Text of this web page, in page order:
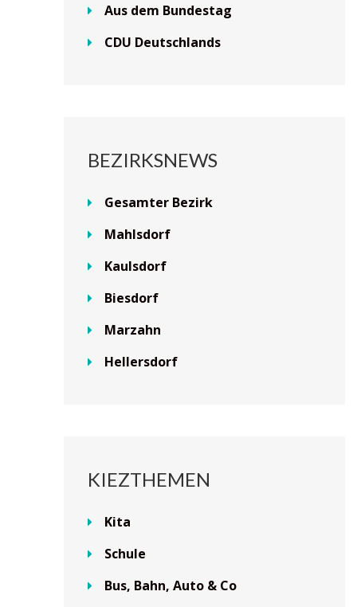
Aus dem Bundestag
CDU Deutschlands
BEZIRKSNEWS
Gesamter Bezirk
Mahlsdorf
Kaulsdorf
Biesdorf
Marzahn
Hellersdorf
KIEZTHEMEN
Kita
Schule
Bus, Bahn, Auto & Co